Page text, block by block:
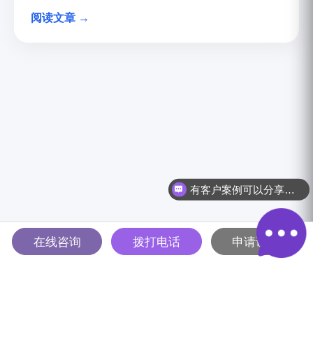
阅读文章 →
有客户案例可以分享吗？
在线咨询 拨打电话 申请试用